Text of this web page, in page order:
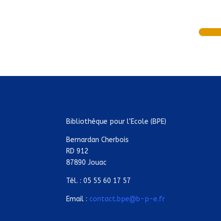
Bibliothèque pour l’Ecole (BPE)
Bernardan Cherbois
RD 912
87890 Jouac
Tél. : 05 55 60 17 57
Email : contact.bpe@b-p-e.fr